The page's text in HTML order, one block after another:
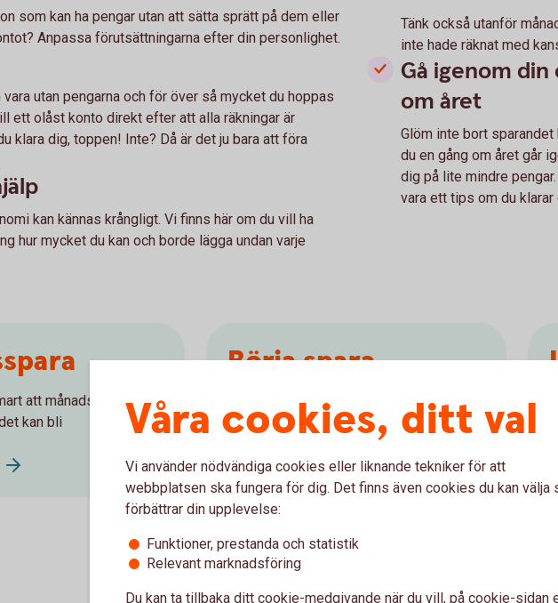
som kan ha pengar utan att sätta sprätt på dem eller
Anpassa förutsättningarna efter din personlighet.
vara utan pengarna och för över så mycket du hoppas
ett olåst konto direkt efter att alla räkningar är
klara dig, toppen! Inte? Då är det ju bara att föra
kan kännas krångligt. Vi finns här om du vill ha
hur mycket du kan och borde lägga undan varje
Tänk också utanför
inte hade räknat med
Gå igenom
om året
Glöm inte bort
du en gång om året går
dig på lite mindre
vara ett tips om du klarar
att månadsspara - se
kan bli
Börja spara
Kom igång med ett sparande
Våra cookies, ditt val
Vi använder nödvändiga cookies eller liknande tekniker för att
webbplatsen ska fungera för dig. Det finns även cookies du kan välja
förbättrar din upplevelse:
Funktioner, prestanda och statistik
Relevant marknadsföring
Du kan ta tillbaka ditt cookie-medgivande när du vill, på cookie-sidan